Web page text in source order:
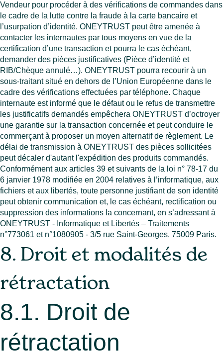
Vendeur pour procéder à des vérifications de commandes dans
le cadre de la lutte contre la fraude à la carte bancaire et
l’usurpation d’identité. ONEYTRUST peut être amenée à
contacter les internautes par tous moyens en vue de la
certification d’une transaction et pourra le cas échéant,
demander des pièces justificatives (Pièce d’identité et
RIB/Chèque annulé…). ONEYTRUST pourra recourir à un
sous-traitant situé en dehors de l’Union Européenne dans le
cadre des vérifications effectuées par téléphone. Chaque
internaute est informé que le défaut ou le refus de transmettre
les justificatifs demandés empêchera ONEYTRUST d’octroyer
une garantie sur la transaction concernée et peut conduire le
commerçant à proposer un moyen alternatif de règlement. Le
délai de transmission à ONEYTRUST des pièces sollicitées
peut décaler d'autant l'expédition des produits commandés.
Conformément aux articles 39 et suivants de la loi n° 78-17 du
6 janvier 1978 modifiée en 2004 relatives à l’informatique, aux
fichiers et aux libertés, toute personne justifiant de son identité
peut obtenir communication et, le cas échéant, rectification ou
suppression des informations la concernant, en s’adressant à
ONEYTRUST - Informatique et Libertés – Traitements
n°773061 et n°1080905 - 3/5 rue Saint-Georges, 75009 Paris.
8. Droit et modalités de
rétractation
8.1. Droit de
rétractation